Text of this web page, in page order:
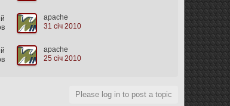
apache
31 січ 2010
apache
25 січ 2010
Please log in to post a topic